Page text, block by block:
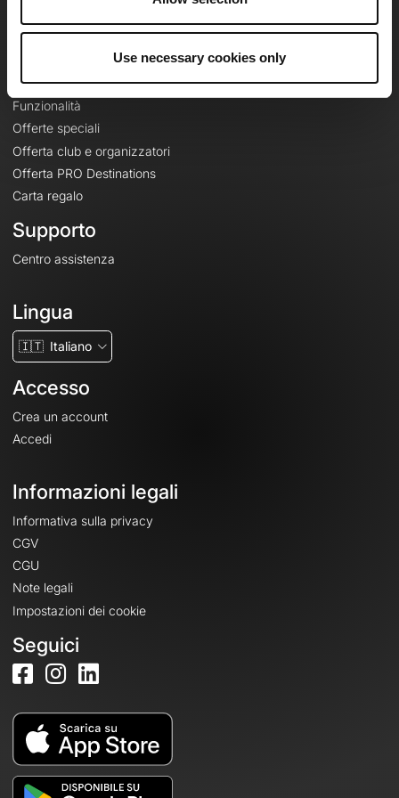
Use necessary cookies only
Le Mag'
Mappe di base topografiche
Funzionalità
Offerte speciali
Offerta club e organizzatori
Offerta PRO Destinations
Carta regalo
Supporto
Centro assistenza
Lingua
🇮🇹 Italiano
Accesso
Crea un account
Accedi
Informazioni legali
Informativa sulla privacy
CGV
CGU
Note legali
Impostazioni dei cookie
Seguici